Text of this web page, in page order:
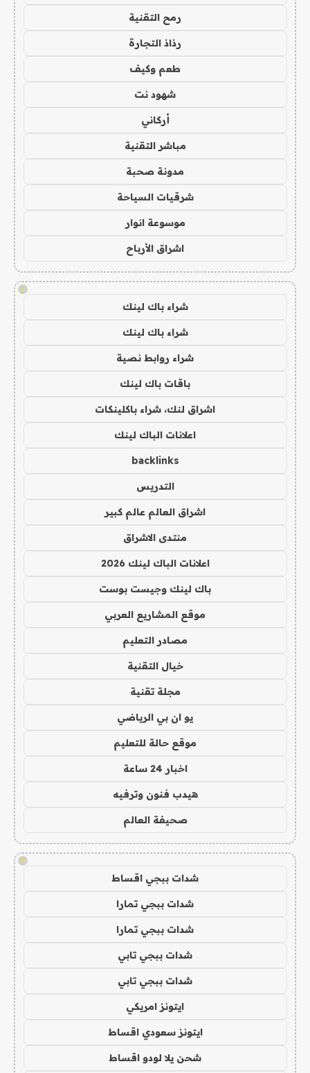
رمح التقنية
رذاذ التجارة
طعم وكيف
شهود نت
أركاني
مباشر التقنية
مدونة صحبة
شرقيات السياحة
موسوعة انوار
اشراق الأرباح
!
شراء باك لينك
شراء باك لينك
شراء روابط نصية
باقات باك لينك
اشراق لنك، شراء باكلينكات
اعلانات الباك لينك
backlinks
التدريس
اشراق العالم عالم كبير
منتدى الاشراق
اعلانات الباك لينك 2026
باك لينك وجيست بوست
موقع المشاريع العربي
مصادر التعليم
خيال التقنية
مجلة تقنية
يو ان بي الرياضي
موقع حالة للتعليم
اخبار 24 ساعة
هيدب فنون وترفيه
صحيفة العالم
!
شدات ببجي اقساط
شدات ببجي تمارا
شدات ببجي تمارا
شدات ببجي تابي
شدات ببجي تابي
ايتونز امريكي
ايتونز سعودي اقساط
شحن يلا لودو اقساط